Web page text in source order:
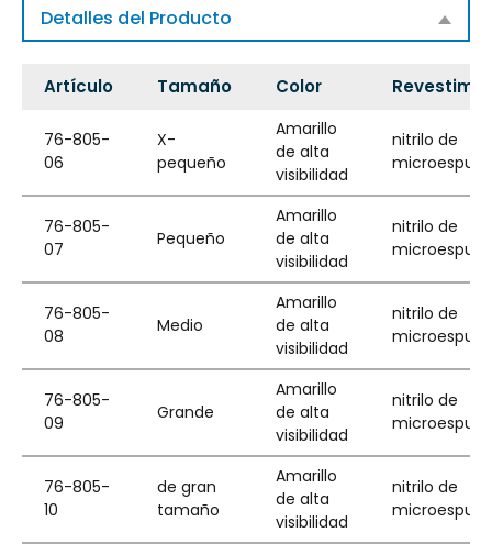
Detalles del Producto
Artículo Tamaño Color
76-805-
06
X-
pequeño
Amarillo
de alta
visibilidad
nitrilo de
76-805-
07
Pequeño
Amarillo
de alta
visibilidad
nitrilo de
76-805-
08
Medio
Amarillo
de alta
visibilidad
nitrilo de
76-805-
09
Grande
Amarillo
de alta
visibilidad
nitrilo de
76-805-
10
de gran
tamaño
Amarillo
de alta
visibilidad
nitrilo de